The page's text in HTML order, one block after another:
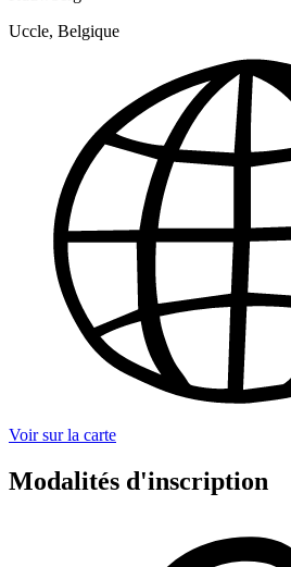
Uccle, Belgique
Voir sur la carte
Modalités d'inscription